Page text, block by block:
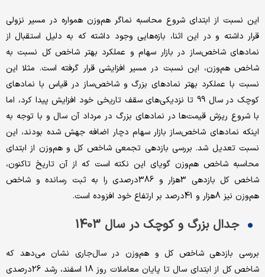
این نسبت از ابتدای شروع محاسبه نماگر هم‌‌‌‌‌‌‌‌‌‌‌‌‌‌‌‌‌‌‌‌‌وزن همواره در مسیر نزولی
قرار داشته‌‌‌ و در این اثنا، بازه‌‌‌‌‌‌‌‌‌‌‌‌‌‌‌‌‌‌‌‌‌هایی وجود داشته که به دلیل استقبال از
نمادهای شاخص‌‌‌‌‌‌‌‌‌‌‌‌‌‌‌‌‌‌‌‌‌ساز در بازار سهام و عملکرد بهتر شاخص‌‌‌ کل نسبت به
شاخص هم‌‌‌‌‌‌‌‌‌‌‌‌‌‌‌‌‌‌‌‌‌وزن، این نسبت در مسیر افزایشی قرار گرفته‌‌‌ است. مثلا این
نسبت با عملکرد بهتر نمادهای بزرگ و شاخص‌‌‌‌‌‌‌‌‌‌‌‌‌‌‌‌‌‌‌‌‌ساز در قیاس با نمادهای
کوچک در سال ‌‌‌99 تا نزدیکی‌‌‌‌‌‌‌‌‌‌‌‌‌‌‌‌‌‌‌‌‌های سقف تاریخی خود افزایش پیدا کرد، اما
با شروع ریزش قیمت‌ها در نمادهای بزرگ در مرداد آن سال و با توجه به
اینکه نمادهای شاخص‌‌‌ساز بازار سهام دچار اضافه جهش شده‌‌‌ بودند، این
نسبت تعدیل شد. بررسی بازدهی تجمعی شاخص کل و هم‌‌‌وزن از ابتدای
محاسبه شاخص هم‌‌‌وزن گویای این نکته است که از آن تاریخ تاکنون،
شاخص کل بازدهی 3‌هزار و 386درصدی را به ثبت رسانده و شاخص
هم‌‌‌وزن نیز 8‌هزار و 41درصد بر ارتفاع خود افزوده است.
جدال بزرگ و کوچک در سال 1403
بررسی بازدهی شاخص کل و هم‌‌‌وزن در سال‌جاری نشان می‌دهد که
شاخص کل از ابتدای سال تا پایان معاملات روز 18 اسفند، رشد 26درصدی